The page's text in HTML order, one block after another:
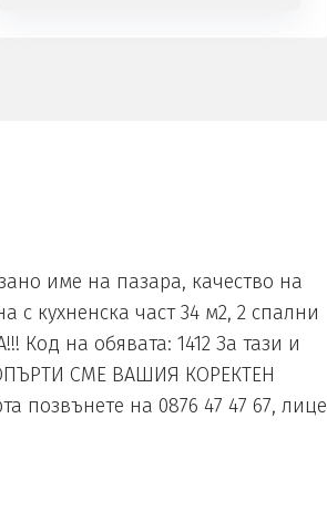
име на пазара, качество на
кухненска част 34 м2, 2 спални
Код на обявата: 1412 За тази и
СМЕ ВАШИЯ КОРЕКТЕН
на 0876 47 47 67, лице